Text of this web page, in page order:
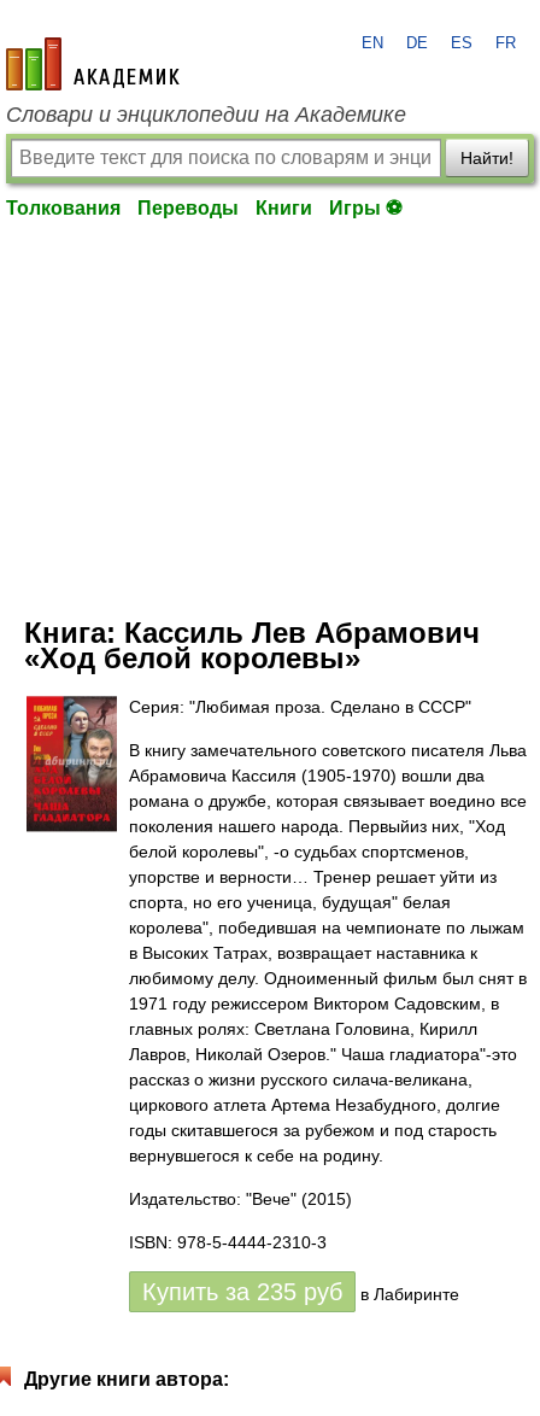
academic.ru
EN DE ES FR
Словари и энциклопедии на Академике
Найти!
Толкования Переводы Книги Игры ⚽
Книга: Кассиль Лев Абрамович
«Ход белой королевы»
Серия: "Любимая проза. Сделано в СССР"
В книгу замечательного советского писателя Льва
Абрамовича Кассиля (1905-1970) вошли два
романа о дружбе, которая связывает воедино все
поколения нашего народа. Первыйиз них, "Ход
белой королевы", -о судьбах спортсменов,
упорстве и верности… Тренер решает уйти из
спорта, но его ученица, будущая" белая
королева", победившая на чемпионате по лыжам
в Высоких Татрах, возвращает наставника к
любимому делу. Одноименный фильм был снят в
1971 году режиссером Виктором Садовским, в
главных ролях: Светлана Головина, Кирилл
Лавров, Николай Озеров." Чаша гладиатора"-это
рассказ о жизни русского силача-великана,
циркового атлета Артема Незабудного, долгие
годы скитавшегося за рубежом и под старость
вернувшегося к себе на родину.
Издательство: "Вече" (2015)
ISBN: 978-5-4444-2310-3
Купить за 235 руб в Лабиринте
Другие книги автора: